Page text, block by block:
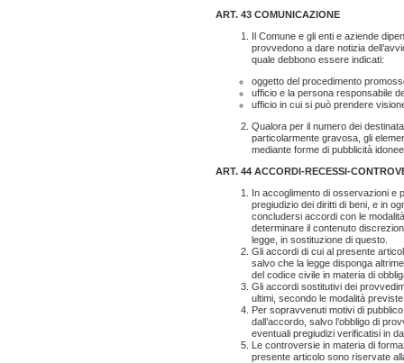
ART. 43 COMUNICAZIONE
Il Comune e gli enti e aziende
provvedono a dare notizia
quale debbono essere indicati:
oggetto del procedimento
ufficio e la persona responsabile
ufficio in cui si può prendere
Qualora per il numero dei
particolarmente gravosa, gli
mediante forme di pubblicità
ART. 44 ACCORDI-RECESSI-
In accoglimento di osservazioni e
pregiudizio dei diritti di beni, e in
concludersi accordi con le
determinare il contenuto
legge, in sostituzione di questo.
Gli accordi di cui al presente
salvo che la legge disponga
del codice civile in materia di
Gli accordi sostitutivi dei
ultimi, secondo le modalità
Per sopravvenuti motivi di
dall’accordo, salvo l’obbligo di
eventuali pregiudizi verificatisi in
Le controversie in materia di
presente articolo sono riservate